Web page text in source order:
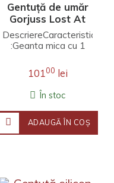
Gentuță de umăr
Gorjuss Lost At
Sea, 21x22x1 cm
DescriereCaracteristici
:Geanta mica cu 1
reglabila.Dimensiuni
aproximative: 21 x 22
10100 lei
În stoc
ADAUGĂ ÎN COŞ